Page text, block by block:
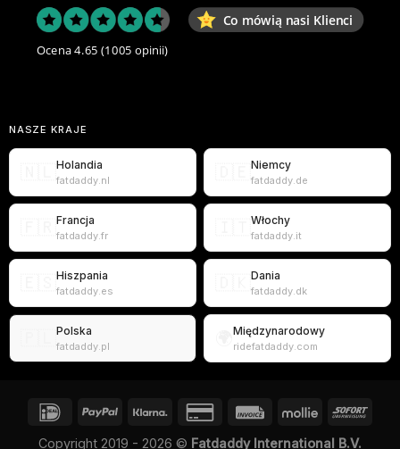
Co mówią nasi Klienci
Ocena 4.65 (1005 opinii)
NASZE KRAJE
Holandia
fatdaddy.nl
Niemcy
fatdaddy.de
Francja
fatdaddy.fr
Włochy
fatdaddy.it
Hiszpania
fatdaddy.es
Dania
fatdaddy.dk
Polska
fatdaddy.pl
Międzynarodowy
ridefatdaddy.com
Copyright 2019 - 2026 © Fatdaddy International B.V.